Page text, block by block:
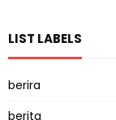
LIST LABELS
berira
berita